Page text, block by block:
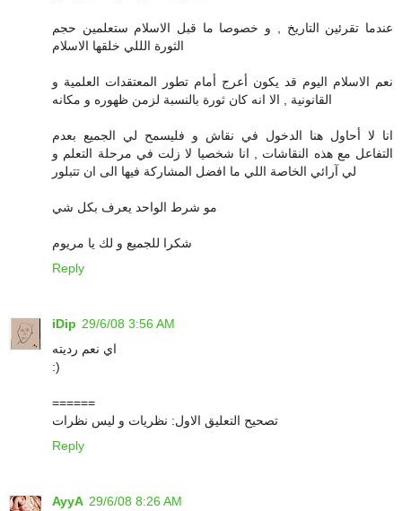
عندما تقرئين التاريخ , و خصوصا ما قبل الاسلام ستعلمين حجم
الثورة الللي خلقها الاسلام
نعم الاسلام اليوم قد يكون أعرج أمام تطور المعتقدات العلمية و
القانونية , الا انه كان ثورة بالنسبة لزمن ظهوره و مكانه
انا لا أحاول هنا الدخول في نقاش و فليسمح لي الجميع بعدم
التفاعل مع هذه النقاشات , انا شخصيا لا زلت في مرحلة التعلم و
لي آرائي الخاصة اللي ما افضل المشاركة فيها الى ان تتبلور
مو شرط الواحد يعرف بكل شي
شكرا للجميع و لك يا مريوم
Reply
iDip 29/6/08 3:56 AM
اي نعم رديته
:)
======
تصحيح التعليق الاول: نظريات و ليس نظرات
Reply
AyyA 29/6/08 8:26 AM